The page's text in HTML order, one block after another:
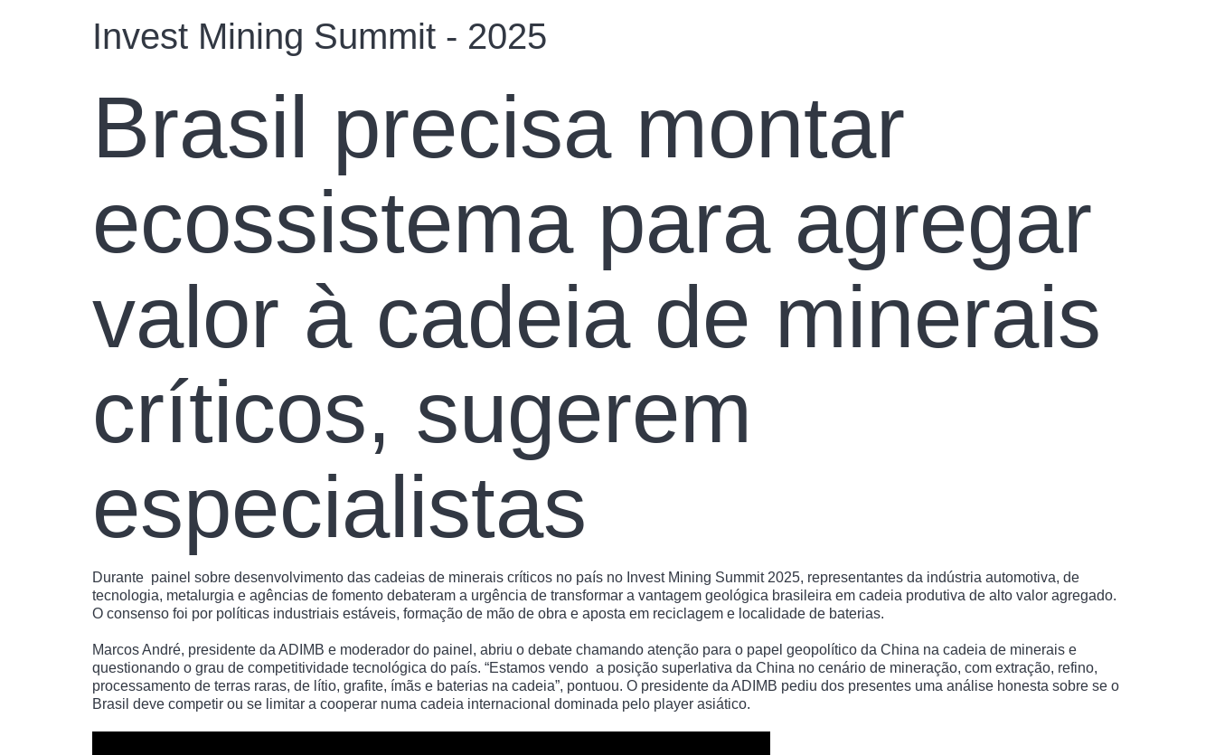
Invest Mining Summit - 2025
Brasil precisa montar
ecossistema para agregar
valor à cadeia de minerais
críticos, sugerem
especialistas
Durante painel sobre desenvolvimento das cadeias de minerais críticos no país no Invest Mining Summit 2025, representantes da indústria automotiva, de
tecnologia, metalurgia e agências de fomento debateram a urgência de transformar a vantagem geológica brasileira em cadeia produtiva de alto valor agregado.
O consenso foi por políticas industriais estáveis, formação de mão de obra e aposta em reciclagem e localidade de baterias.
Marcos André, presidente da ADIMB e moderador do painel, abriu o debate chamando atenção para o papel geopolítico da China na cadeia de minerais e
questionando o grau de competitividade tecnológica do país. “Estamos vendo a posição superlativa da China no cenário de mineração, com extração, refino,
processamento de terras raras, de lítio, grafite, ímãs e baterias na cadeia”, pontuou. O presidente da ADIMB pediu dos presentes uma análise honesta sobre se o
Brasil deve competir ou se limitar a cooperar numa cadeia internacional dominada pelo player asiático.